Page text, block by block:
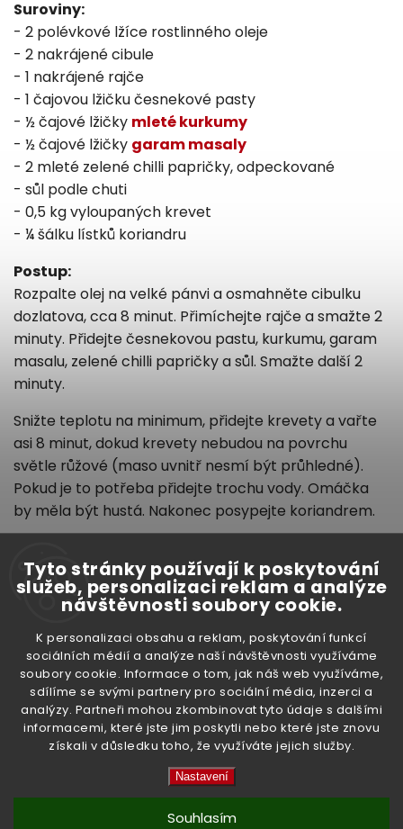
Tyto stránky používají k poskytování
služeb, personalizaci reklam a analýze
návštěvnosti soubory cookie.
K personalizaci obsahu a reklam, poskytování funkcí
sociálních médií a analýze naší návštěvnosti využíváme
soubory cookie. Informace o tom, jak náš web využíváme,
sdílíme se svými partnery pro sociální média, inzerci a
analýzy. Partneři mohou zkombinovat tyto údaje s dalšími
informacemi, které jste jim poskytli nebo které jste znovu
získali v důsledku toho, že využíváte jejich služby.
Nastavení
Souhlasím
Suroviny:
- 2 polévkové lžíce rostlinného oleje
- 2 nakrájené cibule
- 1 nakrájené rajče
- 1 čajovou lžičku česnekové pasty
- ½ čajové lžičky mleté kurkumy
- ½ čajové lžičky garam masaly
- 2 mleté zelené chilli papričky, odpeckované
- sůl podle chuti
- 0,5 kg vyloupaných krevet
- ¼ šálku lístků koriandru
Postup:
Rozpalte olej na velké pánvi a osmahněte cibulku
dozlatova, cca 8 minut. Přimíchejte rajče a smažte 2
minuty. Přidejte česnekovou pastu, kurkumu, garam
masalu, zelené chilli papričky a sůl. Smažte další 2
minuty.
Snižte teplotu na minimum, přidejte krevety a vařte
asi 8 minut, dokud krevety nebudou na povrchu
světle růžové (maso uvnitř nesmí být průhledné).
Pokud je to potřeba přidejte trochu vody. Omáčka
by měla být hustá. Nakonec posypejte koriandrem.
Předchozí článek
Další článek